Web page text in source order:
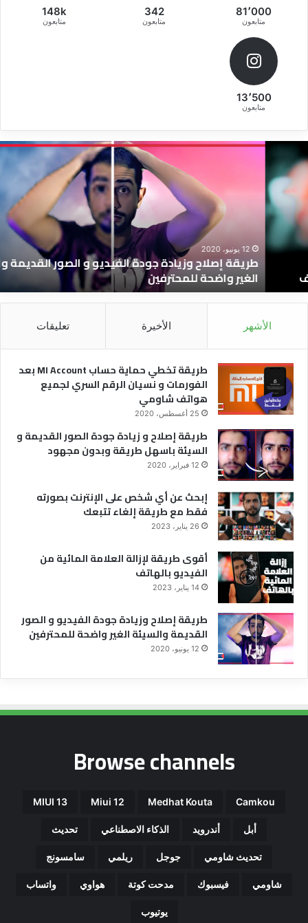
81٬000
متابعون
342
متابعون
148k
متابعون
13٬500
متابعون
طريقة
إصلاح
وزيادة
جودة
الفيديو
و
الصور
القديمة
الغير
واضحة
للمحترفين
12 يونيو، 2020
طريقة إصلاح وزيادة جودة الفيديو و الصور القديمة والسيئة
الغير واضحة للمحترفين
الأشهر الأخيرة تعليقات
طريقة تخطي حماية حساب MI Account بعد
الفورمات و نسيان الرقم السري لجميع
هواتف شاومي
25 أغسطس، 2020
طريقة إصلاح و زيادة جودة الصور القديمة و
السيئة باسهل طريقة وبدون مجهود
12 فبراير، 2020
إبحث عن أي شخص على الإنترنت بصورته
فقط مع طريقة إلغاء تتبعك
26 يناير، 2023
أقوى طريقة لإزالة العلامة المائية من
الفيديو بالهاتف
14 يناير، 2023
طريقة إصلاح وزيادة جودة الفيديو و الصور
القديمة والسيئة الغير واضحة للمحترفين
12 يونيو، 2020
Browse channels
Camkou
Medhat Kouta
Miui 12
MIUI 13
أبل أندرويد الذكاء الاصطناعي تحديث
تحديث شاومي جوجل ريلمي سامسونج
شاومي فيسبوك مدحت كوتة هواوي واتساب
يوتيوب